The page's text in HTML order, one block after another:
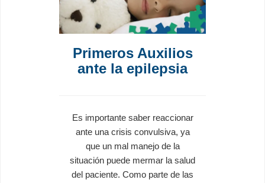
Primeros Auxilios
ante la epilepsia
Es importante saber reaccionar
ante una crisis convulsiva, ya
que un mal manejo de la
situación puede mermar la salud
del paciente. Como parte de las